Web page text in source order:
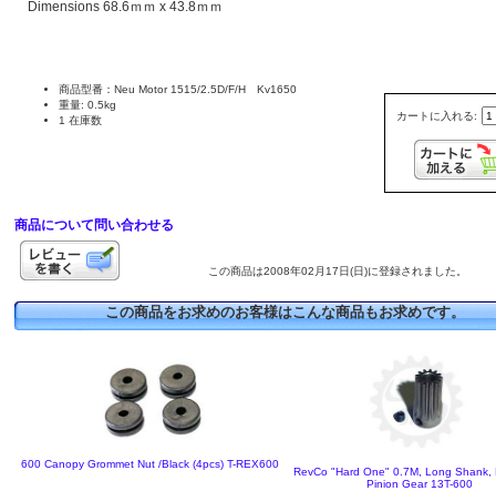
Dimensions 68.6ｍｍ x 43.8ｍｍ
カートに入れる:
商品型番：Neu Motor 1515/2.5D/F/H Kv1650
重量: 0.5kg
1 在庫数
商品について問い合わせる
この商品は2008年02月17日(日)に登録されました。
この商品をお求めのお客様はこんな商品もお求めです。
600 Canopy Grommet Nut /Black (4pcs) T-REX600
RevCo "Hard One" 0.7M, Long Shank,
Pinion Gear 13T-600